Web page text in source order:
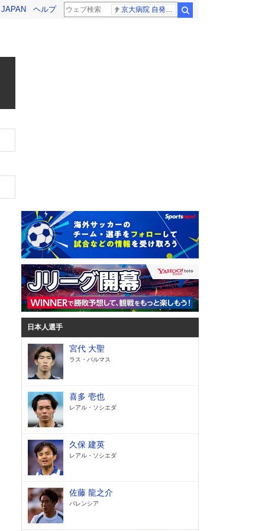
ヘルプ
日本人選手
宮代 大聖
ラス・パルマス
喜多 壱也
レアル・ソシエダ
久保 建英
レアル・ソシエダ
佐藤 龍之介
バレンシア